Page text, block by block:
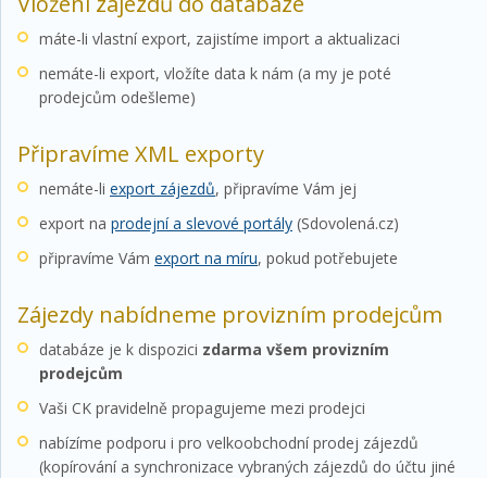
máte-li vlastní export, zajistíme import a aktualizaci
nemáte-li export, vložíte data k nám (a my je poté
prodejcům odešleme)
Připravíme XML exporty
nemáte-li export zájezdů, připravíme Vám jej
export na prodejní a slevové portály (Sdovolená.cz)
připravíme Vám export na míru, pokud potřebujete
Zájezdy nabídneme provizním prodejcům
databáze je k dispozici zdarma všem provizním
prodejcům
Vaši CK pravidelně propagujeme mezi prodejci
nabízíme podporu i pro velkoobchodní prodej zájezdů
(kopírování a synchronizace vybraných zájezdů do účtu jiné